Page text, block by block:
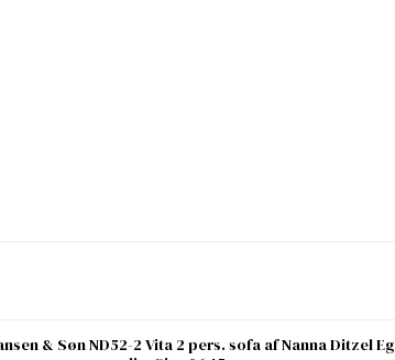
& Søn ND52-2 Vita 2 pers. sofa af Nanna Ditzel Eg